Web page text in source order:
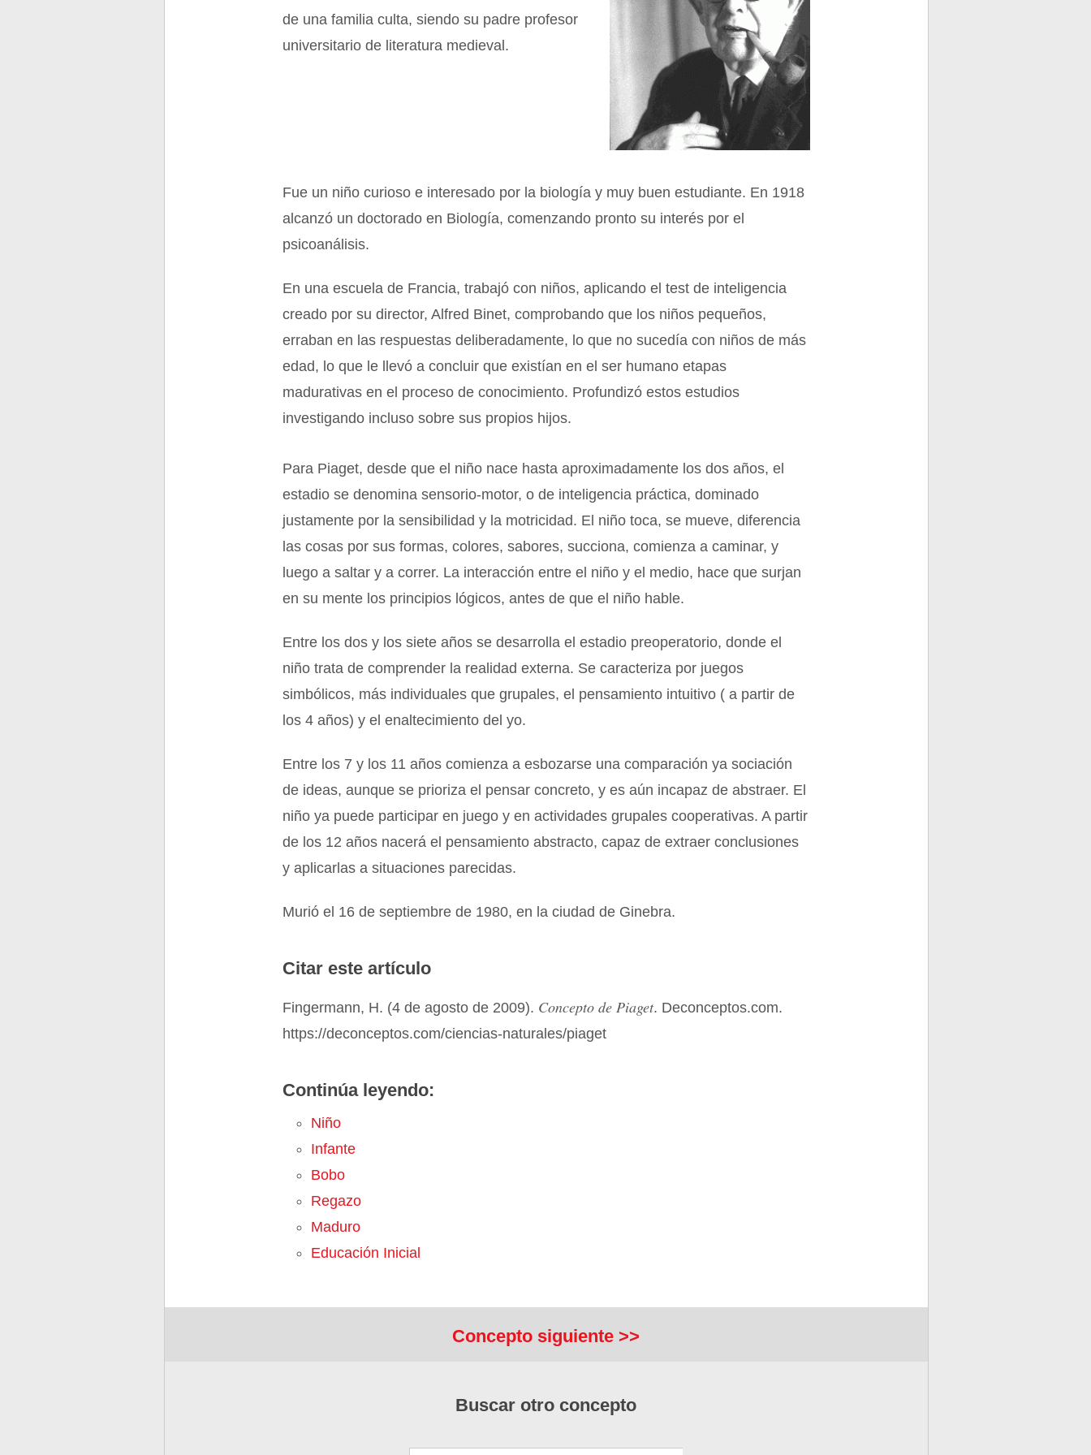
de una familia culta, siendo su padre profesor
universitario de literatura medieval.
Fue un niño curioso e interesado por la biología y muy buen estudiante. En 1918
alcanzó un doctorado en Biología, comenzando pronto su interés por el
psicoanálisis.
En una escuela de Francia, trabajó con niños, aplicando el test de inteligencia
creado por su director, Alfred Binet, comprobando que los niños pequeños,
erraban en las respuestas deliberadamente, lo que no sucedía con niños de más
edad, lo que le llevó a concluir que existían en el ser humano etapas
madurativas en el proceso de conocimiento. Profundizó estos estudios
investigando incluso sobre sus propios hijos.
Para Piaget, desde que el niño nace hasta aproximadamente los dos años, el
estadio se denomina sensorio-motor, o de inteligencia práctica, dominado
justamente por la sensibilidad y la motricidad. El niño toca, se mueve, diferencia
las cosas por sus formas, colores, sabores, succiona, comienza a caminar, y
luego a saltar y a correr. La interacción entre el niño y el medio, hace que surjan
en su mente los principios lógicos, antes de que el niño hable.
Entre los dos y los siete años se desarrolla el estadio preoperatorio, donde el
niño trata de comprender la realidad externa. Se caracteriza por juegos
simbólicos, más individuales que grupales, el pensamiento intuitivo ( a partir de
los 4 años) y el enaltecimiento del yo.
Entre los 7 y los 11 años comienza a esbozarse una comparación ya sociación
de ideas, aunque se prioriza el pensar concreto, y es aún incapaz de abstraer. El
niño ya puede participar en juego y en actividades grupales cooperativas. A partir
de los 12 años nacerá el pensamiento abstracto, capaz de extraer conclusiones
y aplicarlas a situaciones parecidas.
Murió el 16 de septiembre de 1980, en la ciudad de Ginebra.
Citar este artículo
Fingermann, H. (4 de agosto de 2009). Concepto de Piaget. Deconceptos.com.
https://deconceptos.com/ciencias-naturales/piaget
Continúa leyendo:
Niño
Infante
Bobo
Regazo
Maduro
Educación Inicial
Concepto siguiente >>
Buscar otro concepto